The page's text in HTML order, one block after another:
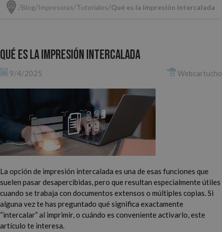
Blog Impresoras Tutoriales Qué es la impresión intercalada
Qué es la impresión intercalada
9/4/2025 Webcartucho
La opción de impresión intercalada es una de esas funciones que
suelen pasar desapercibidas, pero que resultan especialmente útiles
cuando se trabaja con documentos extensos o múltiples copias. Si
alguna vez te has preguntado qué significa exactamente
“intercalar” al imprimir, o cuándo es conveniente activarlo, este
artículo te interesa.